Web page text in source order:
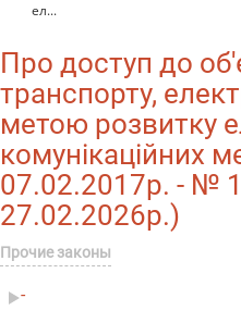
ел...
Про доступ до
транспорту,
метою розвитку
комунікаційних
07.02.2017р. - №
27.02.2026р.)
Прочие законы
-